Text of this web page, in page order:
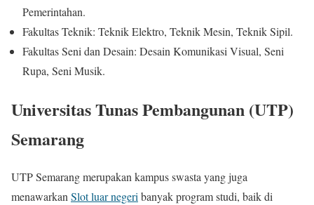
Pemerintahan.
Fakultas Teknik: Teknik Elektro, Teknik Mesin, Teknik Sipil.
Fakultas Seni dan Desain: Desain Komunikasi Visual, Seni
Rupa, Seni Musik.
Universitas Tunas Pembangunan (UTP)
Semarang
UTP Semarang merupakan kampus swasta yang juga
menawarkanSlot luar negeribanyak program studi, baik di